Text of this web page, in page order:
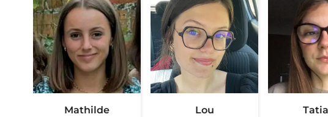
Mathilde Lou